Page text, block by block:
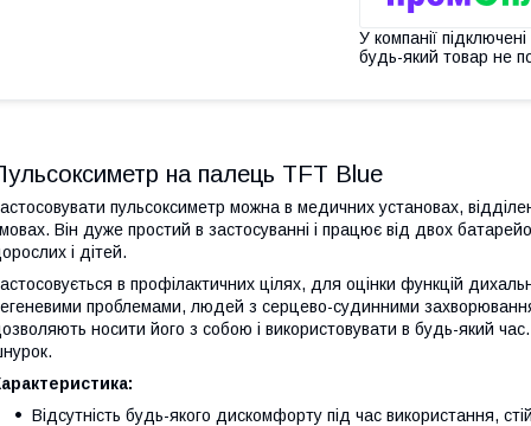
У компанії
будь-який товар не
на палець TFT Blue
пульсоксиметр можна в медичних установах,
Він дуже простий в застосуванні і працює від двох
і дітей.
в профілактичних цілях, для оцінки функцій
проблемами, людей з серцево-судинними
носити його з собою і використовувати в будь-який
Відсутність будь-якого дискомфорту під час використання,